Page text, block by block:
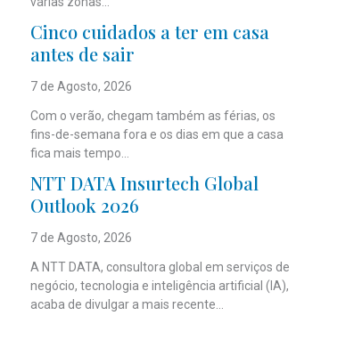
Cinco cuidados a ter em casa
antes de sair
7 de Agosto, 2026
Com o verão, chegam também as férias, os
fins-de-semana fora e os dias em que a casa
fica mais tempo...
NTT DATA Insurtech Global
Outlook 2026
7 de Agosto, 2026
A NTT DATA, consultora global em serviços de
negócio, tecnologia e inteligência artificial (IA),
acaba de divulgar a mais recente...